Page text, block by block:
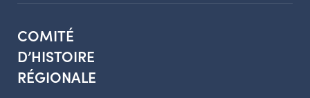
COMITÉ
D’HISTOIRE
RÉGIONALE